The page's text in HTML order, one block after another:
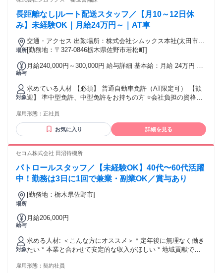
間：1日あたり7時間 平均勤務日数：1ヶ月あたり3日
長距離なし|ルート配送スタッフ／【月10～12日休
み】未経験OK｜月給24万円～｜AT車
場所
交通・アクセス 出勤場所：株式会社シムックス本社(太田市植
木野町300-1)
[勤務地：〒327-0846栃木県佐野市若松町]
給与
月給240,000円～300,000円 給与詳細 基本給：月給 24万円 〜
れる通勤・皆勤・家族手当金額：なし 全員に一律で支払われ
るその他手当金額：なし
対象
求めている人材 【必須】 普通自動車免許（AT限定可） 【歓
迎】 準中型免許、中型免許をお持ちの方 ⭐会社負担の資格取
す。 ┏━━━━━━━━━━━┓ ┃以下の経験者は優先採用
┃ ┗━━━━━━━━━━━┛ ①宅配ドライバー ②ルート
配送 ③ルート営業 ④製造業 ⑤自衛隊・警察・消防 その
ンスタンド、倉庫作業 など様々な前職の方が活躍していま
雇用形態： 正社員
お気に入り 詳細を見る
セコム株式会社 田沼待機所
パトロールスタッフ／【未経験OK】40代〜60代活躍
中！勤務は3日に1回で兼業・副業OK／賞与あり
場所
[勤務地：栃木県佐野市]
給与
月給206,000円
対象
求める人材: ＜こんな方にオススメ＞ * 定年後に無理なく働き
たい * 本業と合わせて安定的な収入がほしい * 地域貢献でき
許（AT限定可） ＜下記の経験がある方も歓迎＞ * 40代〜60代
雇用形態： 契約社員